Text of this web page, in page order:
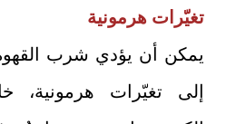
تغيّرات هرمونية
يمكن أن يؤدي شرب
إلى تغيّرات